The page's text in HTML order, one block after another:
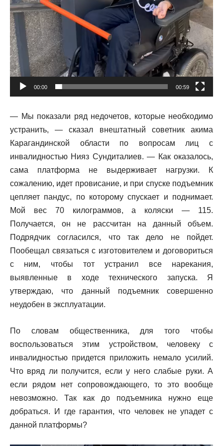
00:00 00:59
— Мы показали ряд недочетов, которые необходимо
устранить, — сказал внештатный советник акима
Карагандинской области по вопросам лиц с
инвалидностью Нияз Сундиталиев. — Как оказалось,
сама платформа не выдерживает нагрузки. К
сожалению, идет провисание, и при спуске подъемник
цепляет пандус, по которому спускает и поднимает.
Мой вес 70 килограммов, а коляски — 115.
Получается, он не рассчитан на данный объем.
Подрядчик согласился, что так дело не пойдет.
Пообещал связаться с изготовителем и договориться
с ним, чтобы тот устранил все нарекания,
выявленные в ходе технического запуска. Я
утверждаю, что данный подъемник совершенно
неудобен в эксплуатации.
По словам общественника, для того чтобы
воспользоваться этим устройством, человеку с
инвалидностью придется приложить немало усилий.
Что вряд ли получится, если у него слабые руки. А
если рядом нет сопровождающего, то это вообще
невозможно. Так как до подъемника нужно еще
добраться. И где гарантия, что человек не упадет с
данной платформы?